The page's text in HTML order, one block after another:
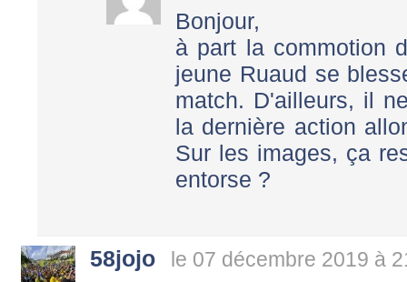
Bonjour,
à part la commotion
jeune Ruaud se
match. D'ailleurs, il
la dernière action
Sur les images, ça
entorse ?
58jojo le 07 décembre 2019 à